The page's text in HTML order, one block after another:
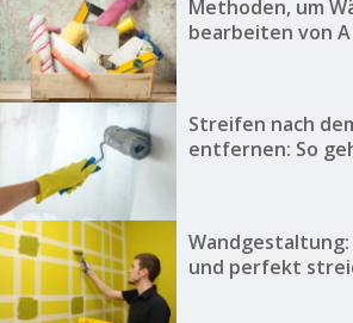
Methoden, um
bearbeiten von A
Streifen nach
entfernen: So
und perfekt